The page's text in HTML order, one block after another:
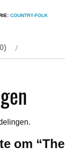
COUNTRY-FOLK
om “The